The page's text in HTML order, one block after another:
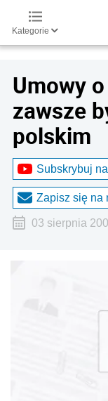
Kategorie
Umowy
zawsze
polskim
Subskrybuj
Zapisz się na
03 sierpnia